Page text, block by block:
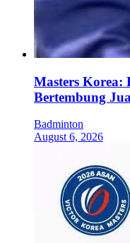
Masters
Bertembung
Badminton
August 6, 2026